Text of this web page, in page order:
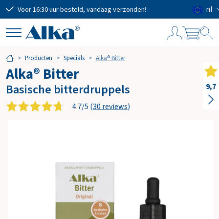
Voor 16:30 uur besteld, vandaag verzonden! nl
Producten Specials Alka® Bitter
Alka® Bitter
Basische bitterdruppels
4.7/5 (30 reviews)
i
n
k
e
l
Subtotaal
€ 0,00
Verzendkosten GRATIS
9,7